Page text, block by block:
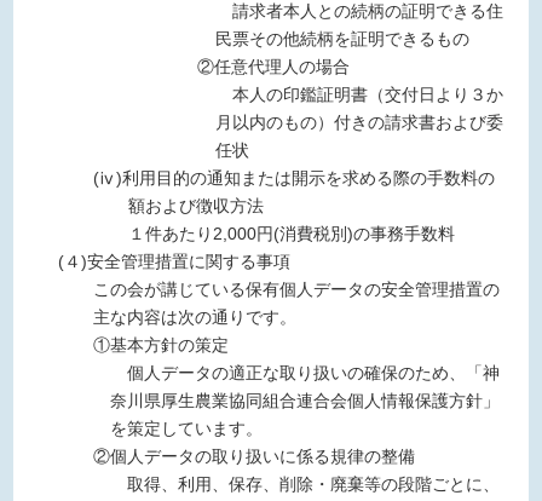
請求者本人との続柄の証明できる住
民票その他続柄を証明できるもの
②任意代理人の場合
本人の印鑑証明書（交付日より３か
月以内のもの）付きの請求書および委
任状
(ⅳ)利用目的の通知または開示を求める際の手数料の
額および徴収方法
１件あたり2,000円(消費税別)の事務手数料
(４)安全管理措置に関する事項
この会が講じている保有個人データの安全管理措置の
主な内容は次の通りです。
①基本方針の策定
個人データの適正な取り扱いの確保のため、「神
奈川県厚生農業協同組合連合会個人情報保護方針」
を策定しています。
②個人データの取り扱いに係る規律の整備
取得、利用、保存、削除・廃棄等の段階ごとに、